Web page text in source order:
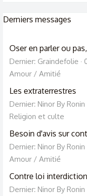
Derniers messages
Oser en parler ou
Dernier: Graindefolie
Amour / Amitié
Les extraterrestres
Dernier: Ninor By Ronin
Religion et culte
Besoin d'avis sur
Dernier: Ninor By Ronin
Amour / Amitié
Contre loi
Dernier: Ninor By Ronin